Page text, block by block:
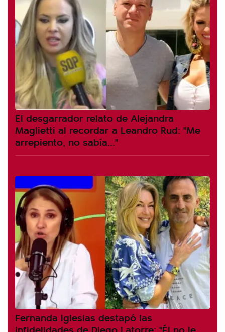
El desgarrador relato de Alejandra
Maglietti al recordar a Leandro Rud: "Me
arrepiento, no sabía..."
Fernanda Iglesias destapó las